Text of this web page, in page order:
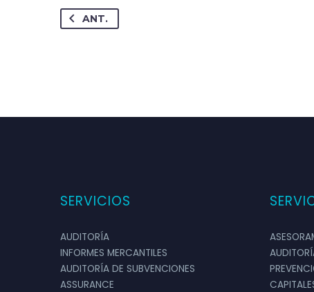
MARTA GONZÁLEZ
gastos
ANT.
SERVICIOS
AUDITORÍA
INFORMES MERCANTILES
AUDITORÍA DE SUBVENCIONES
ASSURANCE